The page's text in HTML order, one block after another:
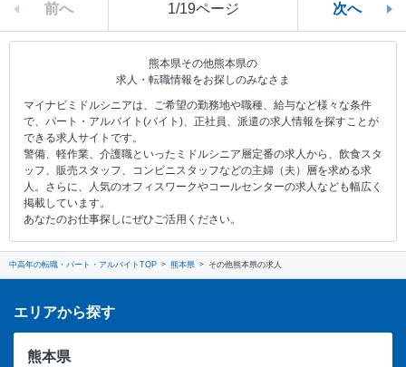
前へ 1/19ページ 次へ
熊本県その他熊本県の
求人・転職情報をお探しのみなさま
マイナビミドルシニアは、ご希望の勤務地や職種、給与など様々な条件
で、パート・アルバイト(バイト)、正社員、派遣の求人情報を探すことが
できる求人サイトです。
警備、軽作業、介護職といったミドルシニア層定番の求人から、飲食スタ
ッフ、販売スタッフ、コンビニスタッフなどの主婦（夫）層を求める求
人。さらに、人気のオフィスワークやコールセンターの求人なども幅広く
掲載しています。
あなたのお仕事探しにぜひご活用ください。
中高年の転職・パート・アルバイトTOP 熊本県 その他熊本県の求人
エリアから探す
熊本県